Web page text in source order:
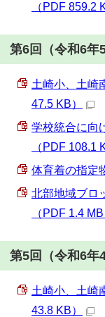
（PDF 859.2
第6回（令和6年
土崎小、土崎
47.5 KB）
学校統合に向
（PDF 108.1
体育着の指定
北部地域ブロ
（PDF 1.4 MB
第5回（令和6年
土崎小、土崎
43.8 KB）